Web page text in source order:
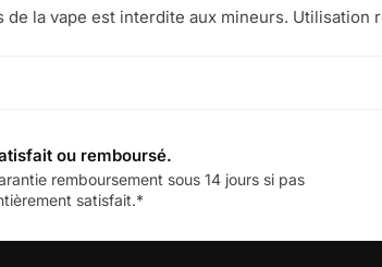
de la vape est interdite aux mineurs. Utilisation
ou remboursé.
remboursement sous 14 jours si pas
satisfait.*